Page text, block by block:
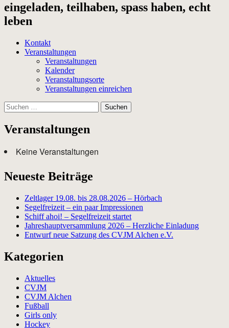
eingeladen, teilhaben, spass haben, echt
leben
Kontakt
Veranstaltungen
Veranstaltungen
Kalender
Veranstaltungsorte
Veranstaltungen einreichen
Suchen
nach:
Veranstaltungen
Keine Veranstaltungen
Neueste Beiträge
Zeltlager 19.08. bis 28.08.2026 – Hörbach
Segelfreizeit – ein paar Impressionen
Schiff ahoi! – Segelfreizeit startet
Jahreshauptversammlung 2026 – Herzliche Einladung
Entwurf neue Satzung des CVJM Alchen e.V.
Kategorien
Aktuelles
CVJM
CVJM Alchen
Fußball
Girls only
Hockey